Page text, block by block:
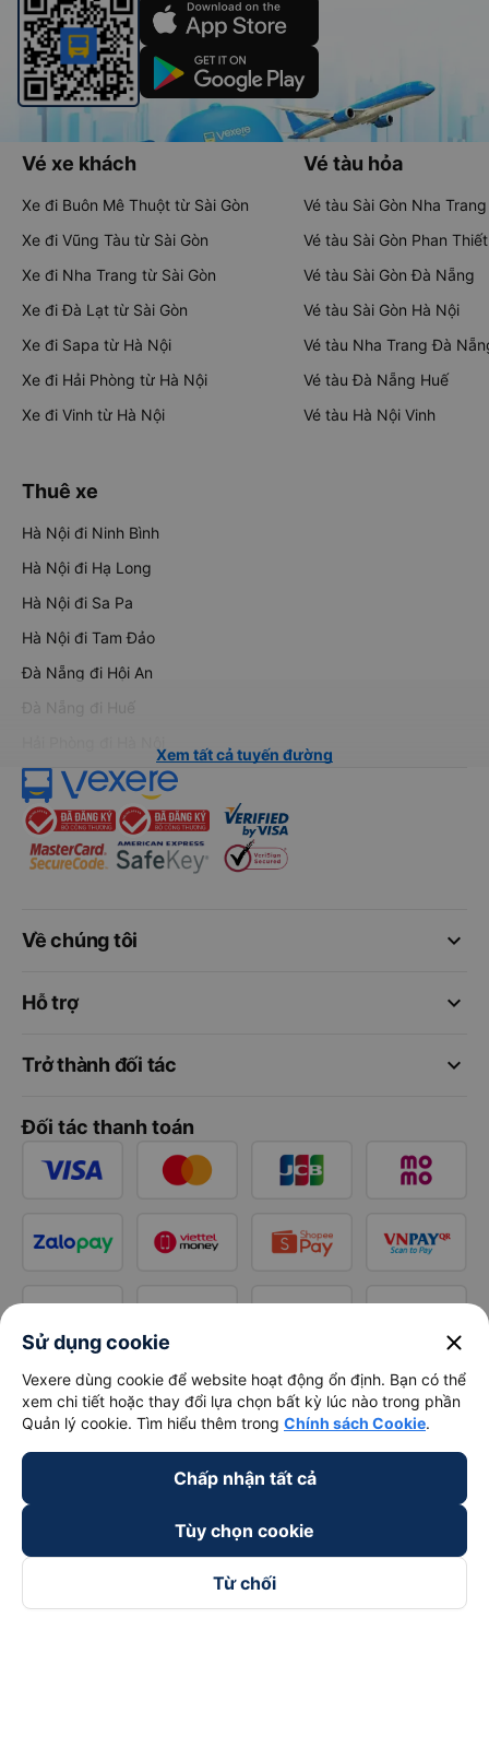
Vé xe khách
Xe đi Buôn Mê Thuột từ Sài Gòn
Xe đi Vũng Tàu từ Sài Gòn
Xe đi Nha Trang từ Sài Gòn
Xe đi Đà Lạt từ Sài Gòn
Xe đi Sapa từ Hà Nội
Xe đi Hải Phòng từ Hà Nội
Xe đi Vinh từ Hà Nội
Vé tàu hỏa
Vé tàu Sài Gòn Nha Trang
Vé tàu Sài Gòn Phan Thiết
Vé tàu Sài Gòn Đà Nẵng
Vé tàu Sài Gòn Hà Nội
Vé tàu Nha Trang Đà
Vé tàu Đà Nẵng Huế
Vé tàu Hà Nội Vinh
Thuê xe
Hà Nội đi Ninh Bình
Hà Nội đi Hạ Long
Hà Nội đi Sa Pa
Hà Nội đi Tam Đảo
Đà Nẵng đi Hội An
Đà Nẵng đi Huế
Xem tất cả tuyến đường
keyboard_arrow_down
Về chúng tôi
keyboard_arrow_down
Hỗ trợ
keyboard_arrow_down
Trở thành đối tác
Đối tác thanh toán
Sử dụng cookie close
Vexere dùng cookie để website hoạt động ổn định. Bạn có thể
xem chi tiết hoặc thay đổi lựa chọn bất kỳ lúc nào trong phần
Quản lý cookie. Tìm hiểu thêm trong Chính sách Cookie.
Chấp nhận tất cả
Tùy chọn cookie
Từ chối